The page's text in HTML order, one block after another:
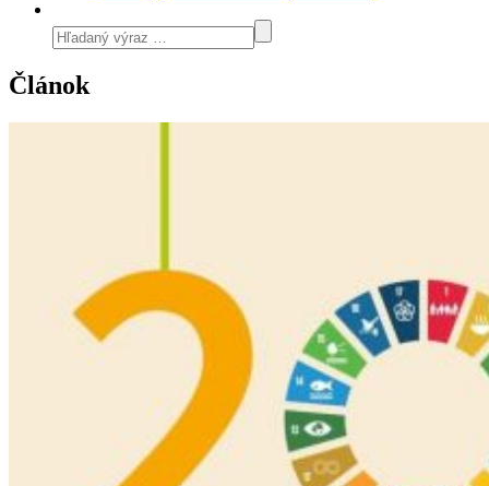
Článok